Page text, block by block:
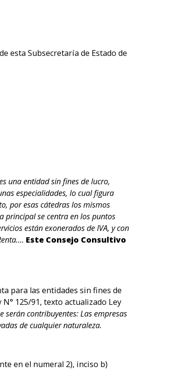
esta Subsecretaría de Estado de
una entidad sin fines de lucro,
especialidades, lo cual figura
por esas cátedras los mismos
principal se centra en los puntos
están exonerados de IVA, y con
Este Consejo Consultivo
para las entidades sin fines de
125/91, texto actualizado Ley
serán contribuyentes: Las empresas
de cualquier naturaleza.
en el numeral 2), inciso b)